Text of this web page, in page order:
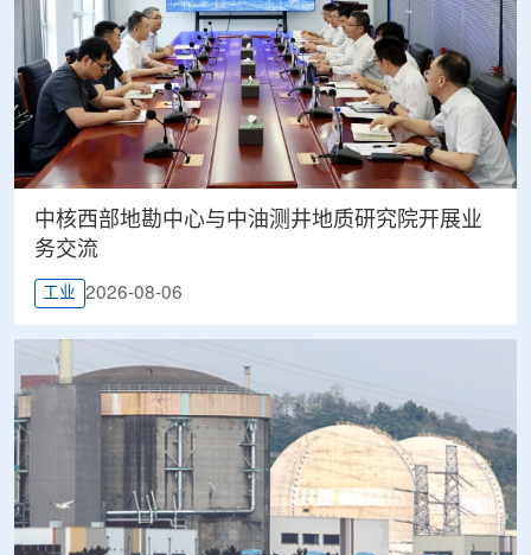
中核西部地勘中心与中油测井地质研究院开展业
务交流
工业 2026-08-06